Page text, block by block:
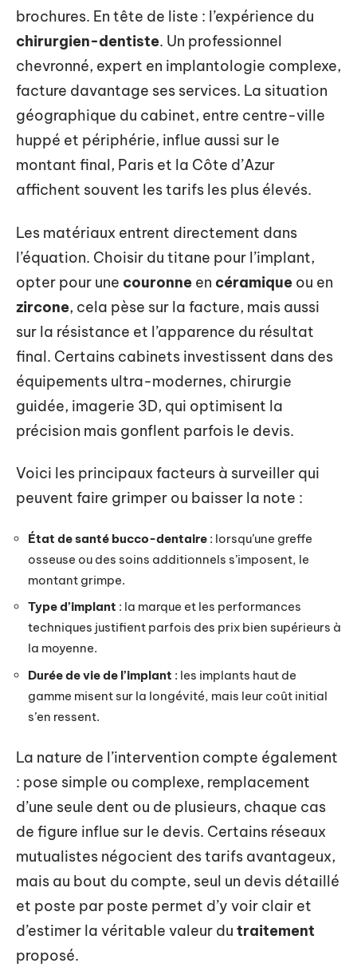
brochures. En tête de liste : l’expérience du
chirurgien-dentiste. Un professionnel
chevronné, expert en implantologie complexe,
facture davantage ses services. La situation
géographique du cabinet, entre centre-ville
huppé et périphérie, influe aussi sur le
montant final, Paris et la Côte d’Azur
affichent souvent les tarifs les plus élevés.
Les matériaux entrent directement dans
l’équation. Choisir du titane pour l’implant,
opter pour une couronne en céramique ou en
zircone, cela pèse sur la facture, mais aussi
sur la résistance et l’apparence du résultat
final. Certains cabinets investissent dans des
équipements ultra-modernes, chirurgie
guidée, imagerie 3D, qui optimisent la
précision mais gonflent parfois le devis.
Voici les principaux facteurs à surveiller qui
peuvent faire grimper ou baisser la note :
État de santé bucco-dentaire : lorsqu’une greffe
osseuse ou des soins additionnels s’imposent, le
montant grimpe.
Type d’implant : la marque et les performances
techniques justifient parfois des prix bien supérieurs à
la moyenne.
Durée de vie de l’implant : les implants haut de
gamme misent sur la longévité, mais leur coût initial
s’en ressent.
La nature de l’intervention compte également
: pose simple ou complexe, remplacement
d’une seule dent ou de plusieurs, chaque cas
de figure influe sur le devis. Certains réseaux
mutualistes négocient des tarifs avantageux,
mais au bout du compte, seul un devis détaillé
et poste par poste permet d’y voir clair et
d’estimer la véritable valeur du traitement
proposé.